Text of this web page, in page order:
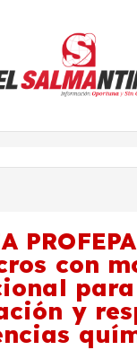
Salmantino -
con
y